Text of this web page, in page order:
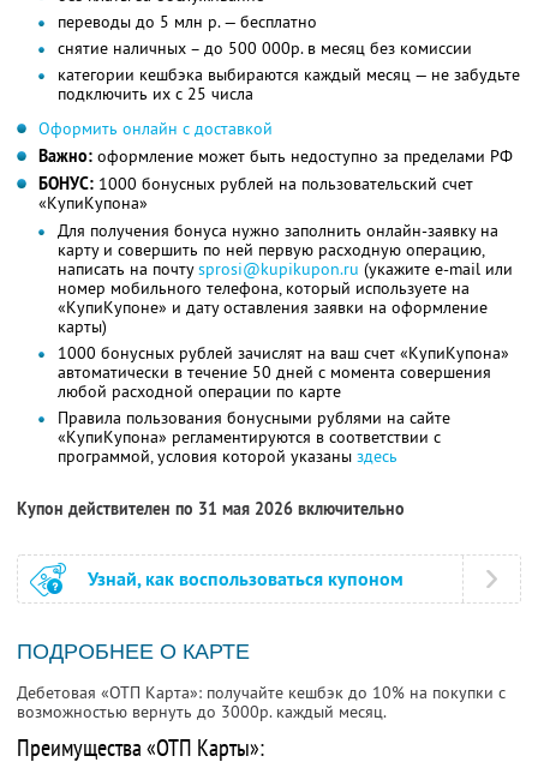
переводы до 5 млн р. — бесплатно
снятие наличных – до 500 000р. в месяц без комиссии
категории кешбэка выбираются каждый месяц — не забудьте
подключить их с 25 числа
Оформить онлайн с доставкой
Важно: оформление может быть недоступно за пределами РФ
БОНУС: 1000 бонусных рублей на пользовательский счет
«КупиКупона»
Для получения бонуса нужно заполнить онлайн-заявку на
карту и совершить по ней первую расходную операцию,
написать на почтуsprosi@kupikupon.ru (укажите e-mail или
номер мобильного телефона, который используете на
«КупиКупоне» и дату оставления заявки на оформление
карты)
1000 бонусных рублей зачислят на ваш счет «КупиКупона»
автоматически в течение 50 дней с момента совершения
любой расходной операции по карте
Правила пользования бонусными рублями на сайте
«КупиКупона» регламентируются в соответствии с
программой, условия которой указаны здесь
Купон действителен по 31 мая 2026 включительно
Узнай, как воспользоваться купоном
ПОДРОБНЕЕ О КАРТЕ
Дебетовая «ОТП Карта»: получайте кешбэк до 10% на покупки с
возможностью вернуть до 3000р. каждый месяц.
Преимущества «ОТП Карты»: